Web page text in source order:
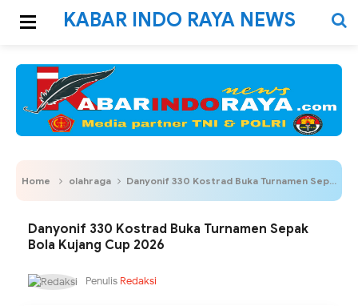
KABAR INDO RAYA NEWS
Home olahraga Danyonif 330 Kostrad Buka Turnamen Sepak Bola Kujang Cup 2026
Danyonif 330 Kostrad Buka Turnamen Sepak
Bola Kujang Cup 2026
Penulis Redaksi